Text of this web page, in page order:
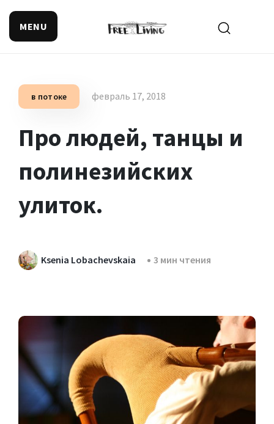
MENU
в потоке февраль 17, 2018
Про людей, танцы и
полинезийских
улиток.
Ksenia Lobachevskaia 3 мин чтения